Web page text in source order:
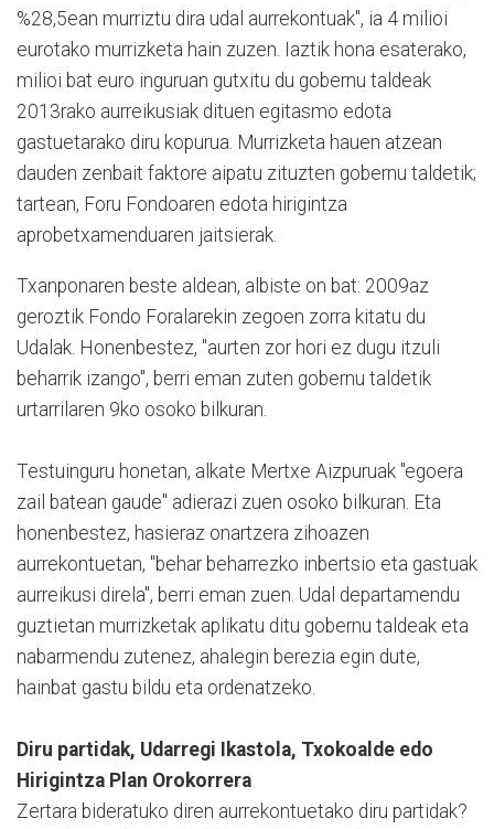
%28,5ean murriztu dira udal aurrekontuak", ia 4 milioi
eurotako murrizketa hain zuzen. Iaztik hona esaterako,
milioi bat euro inguruan gutxitu du gobernu taldeak
2013rako aurreikusiak dituen egitasmo edota
gastuetarako diru kopurua. Murrizketa hauen atzean
dauden zenbait faktore aipatu zituzten gobernu taldetik;
tartean, Foru Fondoaren edota hirigintza
aprobetxamenduaren jaitsierak.
Txanponaren beste aldean, albiste on bat: 2009az
geroztik Fondo Foralarekin zegoen zorra kitatu du
Udalak. Honenbestez, "aurten zor hori ez dugu itzuli
beharrik izango", berri eman zuten gobernu taldetik
urtarrilaren 9ko osoko bilkuran.
Testuinguru honetan, alkate Mertxe Aizpuruak "egoera
zail batean gaude" adierazi zuen osoko bilkuran. Eta
honenbestez, hasieraz onartzera zihoazen
aurrekontuetan, "behar beharrezko inbertsio eta gastuak
aurreikusi direla", berri eman zuen. Udal departamendu
guztietan murrizketak aplikatu ditu gobernu taldeak eta
nabarmendu zutenez, ahalegin berezia egin dute,
hainbat gastu bildu eta ordenatzeko.
Diru partidak, Udarregi Ikastola, Txokoalde edo
Hirigintza Plan Orokorrera
Zertara bideratuko diren aurrekontuetako diru partidak?